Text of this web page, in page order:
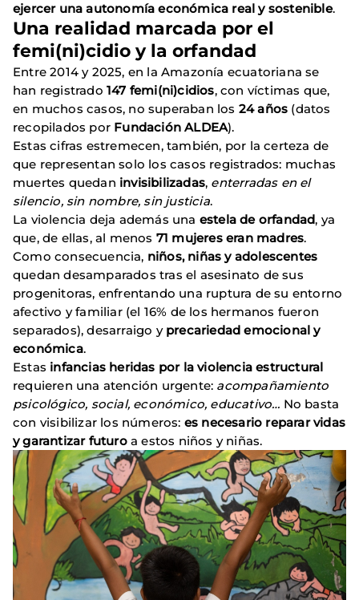
ejercer una autonomía económica real y sostenible.
Una realidad marcada por el
femi(ni)cidio y la orfandad
Entre 2014 y 2025, en la Amazonía ecuatoriana se
han registrado 147 femi(ni)cidios, con víctimas que,
en muchos casos, no superaban los 24 años (datos
recopilados por Fundación ALDEA).
Estas cifras estremecen, también, por la certeza de
que representan solo los casos registrados: muchas
muertes quedan invisibilizadas, enterradas en el
silencio, sin nombre, sin justicia.
La violencia deja además una estela de orfandad, ya
que, de ellas, al menos 71 mujeres eran madres.
Como consecuencia, niños, niñas y adolescentes
quedan desamparados tras el asesinato de sus
progenitoras, enfrentando una ruptura de su entorno
afectivo y familiar (el 16% de los hermanos fueron
separados), desarraigo y precariedad emocional y
económica.
Estas infancias heridas por la violencia estructural
requieren una atención urgente: acompañamiento
psicológico, social, económico, educativo… No basta
con visibilizar los números: es necesario reparar vidas
y garantizar futuroa estos niños y niñas.